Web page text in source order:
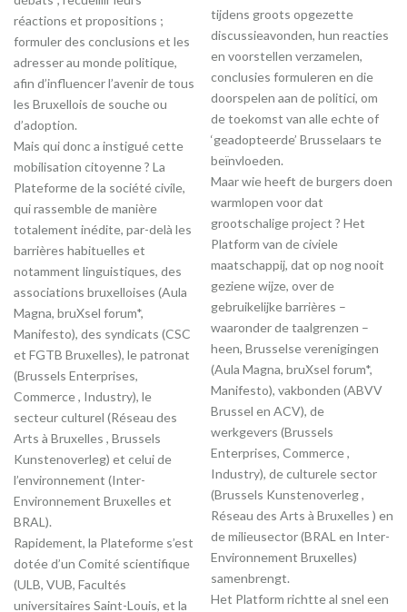
réactions et propositions ;
formuler des conclusions et les
adresser au monde politique,
afin d’influencer l’avenir de tous
les Bruxellois de souche ou
d’adoption.
Mais qui donc a instigué cette
mobilisation citoyenne ? La
Plateforme de la société civile,
qui rassemble de manière
totalement inédite, par-delà les
barrières habituelles et
notamment linguistiques, des
associations bruxelloises (Aula
Magna, bruXsel forum*,
Manifesto), des syndicats (CSC
et FGTB Bruxelles), le patronat
(Brussels Enterprises,
Commerce , Industry), le
secteur culturel (Réseau des
Arts à Bruxelles , Brussels
Kunstenoverleg) et celui de
l’environnement (Inter-
Environnement Bruxelles et
BRAL).
Rapidement, la Plateforme s’est
dotée d’un Comité scientifique
(ULB, VUB, Facultés
universitaires Saint-Louis, et la
tijdens groots opgezette
discussieavonden, hun reacties
en voorstellen verzamelen,
conclusies formuleren en die
doorspelen aan de politici, om
de toekomst van alle echte of
‘geadopteerde’ Brusselaars te
beïnvloeden.
Maar wie heeft de burgers doen
warmlopen voor dat
grootschalige project ? Het
Platform van de civiele
maatschappij, dat op nog nooit
geziene wijze, over de
gebruikelijke barrières –
waaronder de taalgrenzen –
heen, Brusselse verenigingen
(Aula Magna, bruXsel forum*,
Manifesto), vakbonden (ABVV
Brussel en ACV), de
werkgevers (Brussels
Enterprises, Commerce ,
Industry), de culturele sector
(Brussels Kunstenoverleg ,
Réseau des Arts à Bruxelles ) en
de milieusector (BRAL en Inter-
Environnement Bruxelles)
samenbrengt.
Het Platform richtte al snel een